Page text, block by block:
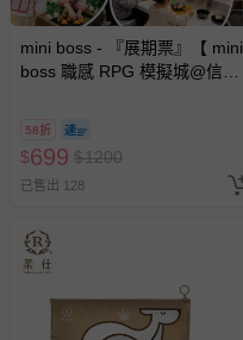
mini boss - 『展期票』【 mini
boss 職感 RPG 模擬城@信義
換，依現場梯次安排入場，逾
期作廢) (兒童票(2歲以上)贈一
名陪伴成人)
58折
$699 $1200
已售出 128